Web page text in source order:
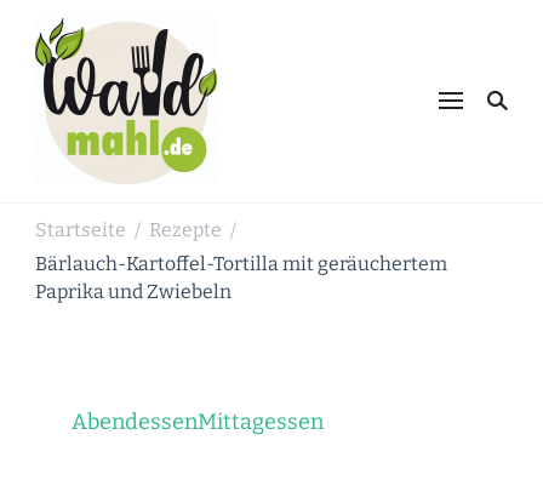
Schnabulieren, was die Natur einem
Startseite / Rezepte /
Bärlauch-Kartoffel-Tortilla mit geräuchertem
Paprika und Zwiebeln
AbendessenMittagessen